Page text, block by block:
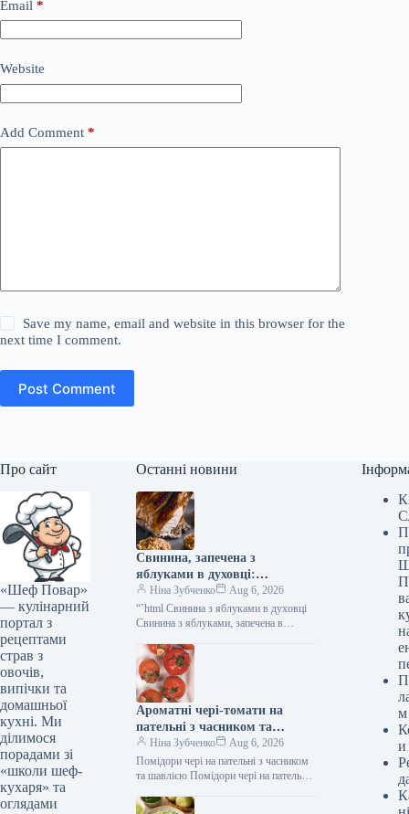
Email *
Website
Add Comment *
Save my name, email and website in this browser for the
next time I comment.
Post Comment
Про сайт
«Шеф Повар»
— кулінарний
портал з
рецептами
страв з
овочів,
випічки та
домашньої
кухні. Ми
ділимося
порадами зі
«школи шеф-
кухаря» та
оглядами
Останні новини
Свинина, запечена з
яблуками в духовці:
фоторецепт
Ніна Зубченко
Aug 6, 2026
“`html Свинина з яблуками в духовці
Свинина з яблуками, запечена в
проста у приготуванні…
Ароматні чері-томати на
пательні з часником та
шавлією: простий рецепт з
фото
Ніна Зубченко
Aug 6, 2026
Помідори чері на пательні з часником
та шавлією Помідори чері на пательні
гаряча…
м
и